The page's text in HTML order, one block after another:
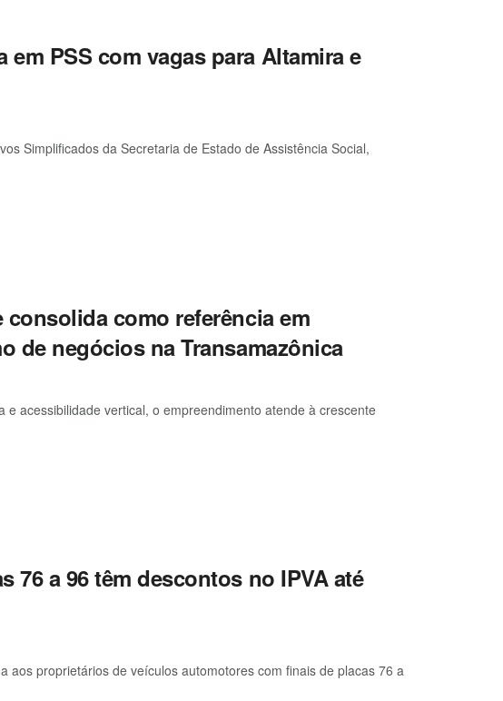
em PSS com vagas para Altamira e
Simplificados da Secretaria de Estado de Assistência Social,
consolida como referência em
de negócios na Transamazônica
acessibilidade vertical, o empreendimento atende à crescente
76 a 96 têm descontos no IPVA até
aos proprietários de veículos automotores com finais de placas 76 a